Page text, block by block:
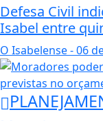
Defesa Civil
Isabel entre
O Isabelense- 06